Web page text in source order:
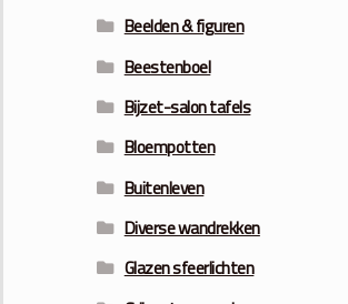
Beelden & figuren
Beestenboel
Bijzet-salon tafels
Bloempotten
Buitenleven
Diverse wandrekken
Glazen sfeerlichten